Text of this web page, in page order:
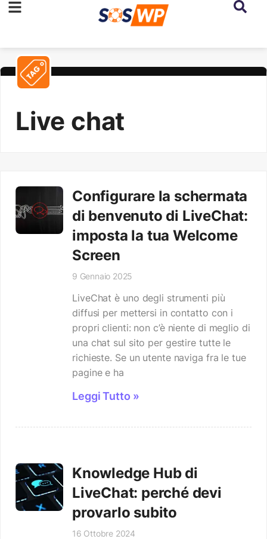
Live chat
Configurare la schermata
di benvenuto di LiveChat:
imposta la tua Welcome
Screen
9 Gennaio 2025
LiveChat è uno degli strumenti più
diffusi per mettersi in contatto con i
propri clienti: non c’è niente di meglio di
una chat sul sito per gestire tutte le
richieste. Se un utente naviga fra le tue
pagine e ha
Leggi Tutto »
Knowledge Hub di
LiveChat: perché devi
provarlo subito
16 Ottobre 2024